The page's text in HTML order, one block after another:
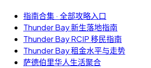
指南合集 · 全部攻略入口
Thunder Bay 新生落地指南
Thunder Bay RCIP 移民指南
Thunder Bay 租金水平与走势
萨德伯里华人生活聚合